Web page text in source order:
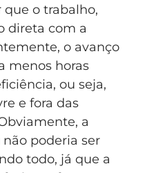
o trabalho,
direta com a
o avanço
menos horas
ou seja,
e fora das
a
poderia ser
todo, já que a